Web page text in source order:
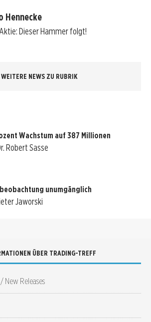
Hennecke
Dieser Hammer folgt!
WEITERE NEWS ZU RUBRIK
Wachstum auf 387 Millionen
Robert Sasse
unumgänglich
Jaworski
ÜBER TRADING-TREFF
New Releases